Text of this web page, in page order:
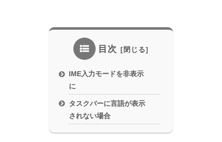
目次
IME入力モードを非表示
に
タスクバーに言語が表示
されない場合